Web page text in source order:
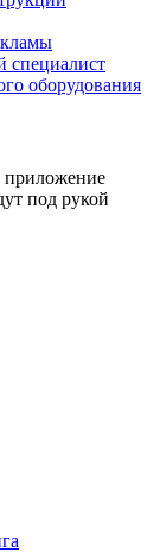
специалист
оборудования
приложение
под рукой